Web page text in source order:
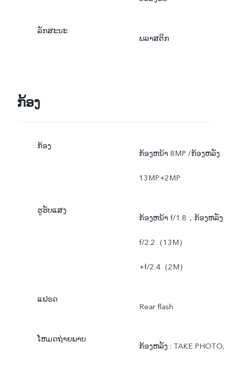
ລັກສະນະ
ພລາສຕິກ
ກ້ອງ
ກ້ອງ
ກ້ອງຫນ້າ 8MP /ກ້ອງຫລັງ
13MP+2MP
ຮູຮັບແສງ
ກ້ອງຫນ້າ f/1.8，ກ້ອງຫລັງ
f/2.2（13M）
+f/2.4（2M）
ແຟຣດ
Rear flash
ໂຫມດຖ່າຍພາບ
ກ້ອງຫລັງ : TAKE PHOTO,